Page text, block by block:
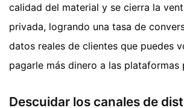
calidad del material y se cierra la
privada, logrando una tasa de
datos reales de clientes que puedes
pagarle más dinero a las plataformas
Descuidar los canales de